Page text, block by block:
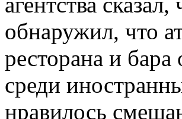
обнаружил, что
ресторана и
среди
нравилось